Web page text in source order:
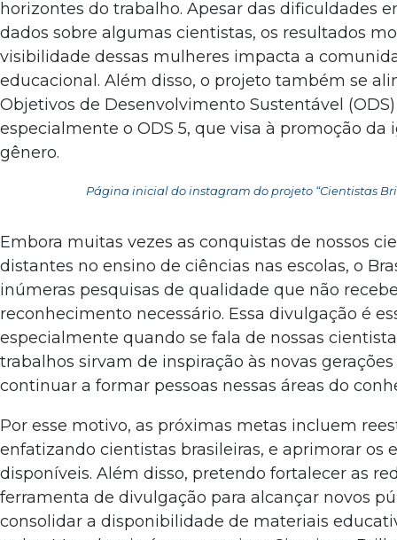
horizontes do trabalho. Apesar das dificuldades
dados sobre algumas cientistas, os resultados
visibilidade dessas mulheres impacta a
educacional. Além disso, o projeto também se
Objetivos de Desenvolvimento Sustentável
especialmente o ODS 5, que visa à promoção da
gênero.
Página inicial do instagram do projeto “Cientistas
Embora muitas vezes as conquistas de nossos
distantes no ensino de ciências nas escolas, o
inúmeras pesquisas de qualidade que não
reconhecimento necessário. Essa divulgação é
especialmente quando se fala de nossas
trabalhos sirvam de inspiração às novas
continuar a formar pessoas nessas áreas do
Por esse motivo, as próximas metas incluem
enfatizando cientistas brasileiras, e aprimorar os
disponíveis. Além disso, pretendo fortalecer as
ferramenta de divulgação para alcançar novos
consolidar a disponibilidade de materiais